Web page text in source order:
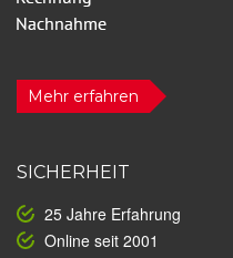
Mehr erfahren
SICHERHEIT
25 Jahre Erfahrung
Online seit 2001